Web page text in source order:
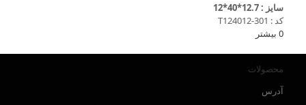
سایز : 12.7*40*12
کد : T124012-301
0 بیشتر
محصولات
آدرس